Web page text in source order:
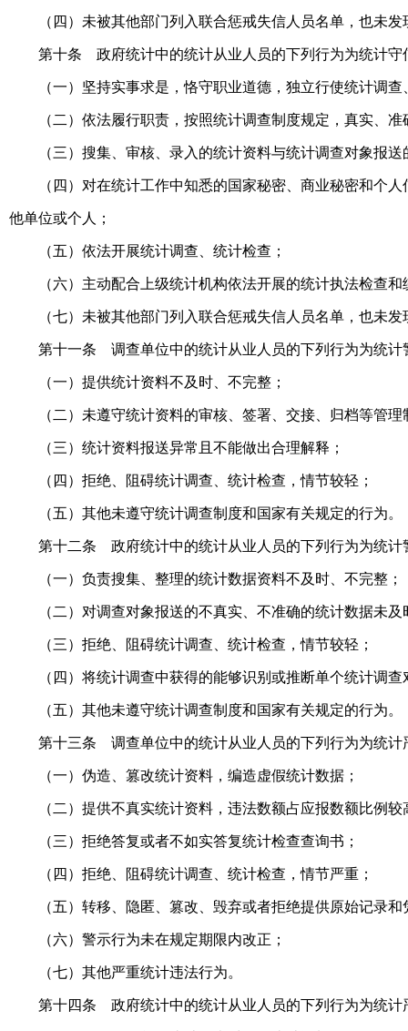
（四）未被其他部门列入联合惩戒失信人员名单，也未
第十条 政府统计中的统计从业人员的下列行为为统计守
（一）坚持实事求是，恪守职业道德，独立行使统计调
（二）依法履行职责，按照统计调查制度规定，真实、
（三）搜集、审核、录入的统计资料与统计调查对象报
（四）对在统计工作中知悉的国家秘密、商业秘密和个
他单位或个人；
（五）依法开展统计调查、统计检查；
（六）主动配合上级统计机构依法开展的统计执法检查
（七）未被其他部门列入联合惩戒失信人员名单，也未
第十一条 调查单位中的统计从业人员的下列行为为统计
（一）提供统计资料不及时、不完整；
（二）未遵守统计资料的审核、签署、交接、归档等管理
（三）统计资料报送异常且不能做出合理解释；
（四）拒绝、阻碍统计调查、统计检查，情节较轻；
（五）其他未遵守统计调查制度和国家有关规定的行为。
第十二条 政府统计中的统计从业人员的下列行为为统计
（一）负责搜集、整理的统计数据资料不及时、不完整；
（二）对调查对象报送的不真实、不准确的统计数据未及
（三）拒绝、阻碍统计调查、统计检查，情节较轻；
（四）将统计调查中获得的能够识别或推断单个统计调
（五）其他未遵守统计调查制度和国家有关规定的行为。
第十三条 调查单位中的统计从业人员的下列行为为统计
（一）伪造、篡改统计资料，编造虚假统计数据；
（二）提供不真实统计资料，违法数额占应报数额比例
（三）拒绝答复或者不如实答复统计检查查询书；
（四）拒绝、阻碍统计调查、统计检查，情节严重；
（五）转移、隐匿、篡改、毁弃或者拒绝提供原始记录
（六）警示行为未在规定期限内改正；
（七）其他严重统计违法行为。
第十四条 政府统计中的统计从业人员的下列行为为统计